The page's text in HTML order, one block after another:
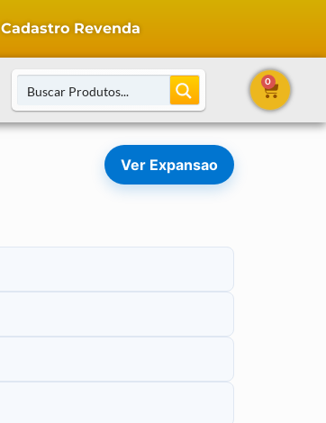
Cadastro Revenda
0
Ver Expansao